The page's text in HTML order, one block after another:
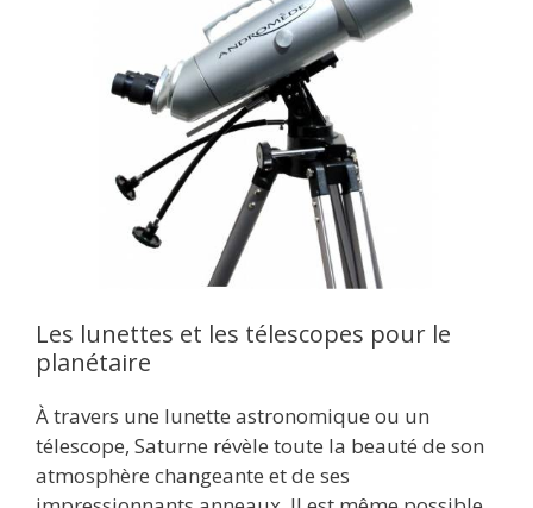
Les lunettes et les télescopes pour le
planétaire
À travers une lunette astronomique ou un
télescope, Saturne révèle toute la beauté de son
atmosphère changeante et de ses